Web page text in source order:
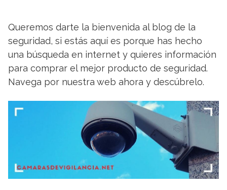
Queremos darte la bienvenida al blog de la
seguridad, si estás aquí es porque has hecho
una búsqueda en internet y quieres información
para comprar el mejor producto de seguridad.
Navega por nuestra web ahora y descúbrelo.